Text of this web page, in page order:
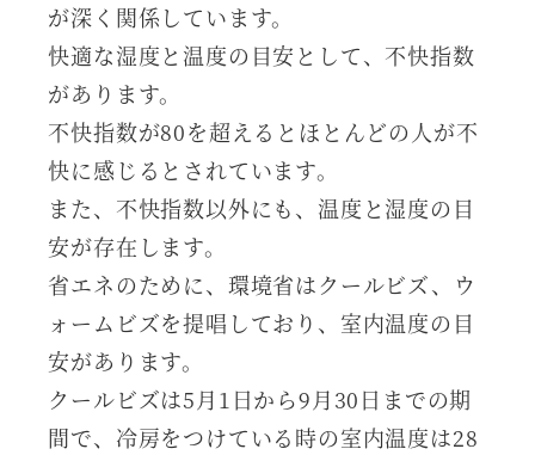
が深く関係しています。
快適な湿度と温度の目安として、不快指数
があります。
不快指数が80を超えるとほとんどの人が不
快に感じるとされています。
また、不快指数以外にも、温度と湿度の目
安が存在します。
省エネのために、環境省はクールビズ、ウ
ォームビズを提唱しており、室内温度の目
安があります。
クールビズは5月1日から9月30日までの期
間で、冷房をつけている時の室内温度は28